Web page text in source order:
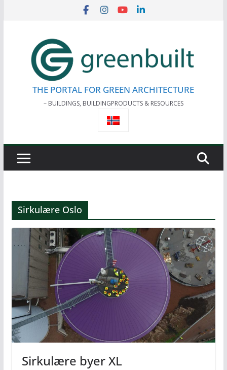
THE PORTAL FOR GREEN ARCHITECTURE
– BUILDINGS, BUILDINGPRODUCTS & RESOURCES
Sirkulære Oslo
Sirkulære byer XL